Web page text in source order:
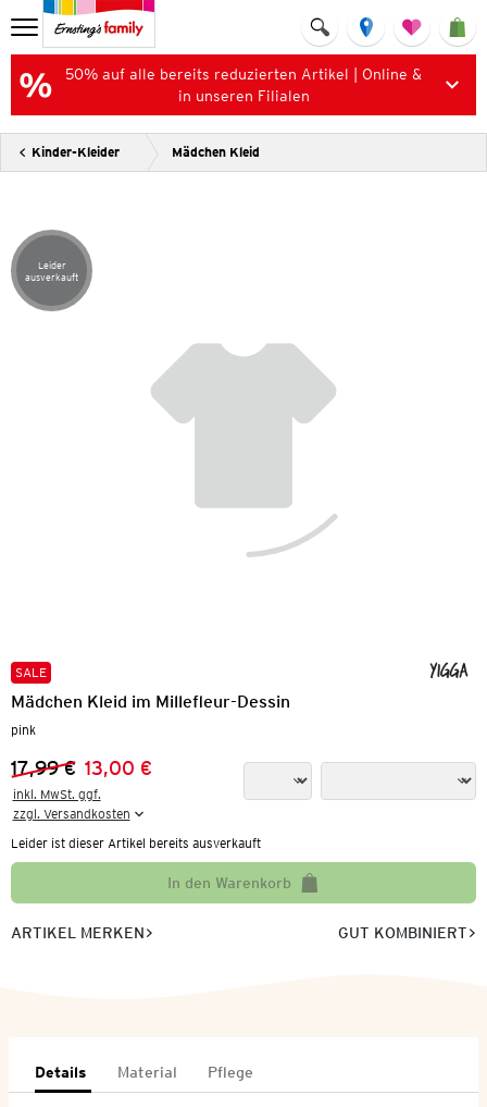
50% auf alle bereits reduzierten Artikel | Online &
in unseren Filialen
Kinder-Kleider Mädchen Kleid
Artikel leider ausverkauft
Leider
ausverkauft
SALE
Mädchen Kleid im Millefleur-Dessin
pink
Vorheriger Preis:
17,99 €
Neuer Preis:
13,00 €
inkl. MwSt. ggf.
zzgl. Versandkosten
Leider ist dieser Artikel bereits ausverkauft
In den Warenkorb
ARTIKEL MERKEN GUT KOMBINIERT
Details Material Pflege